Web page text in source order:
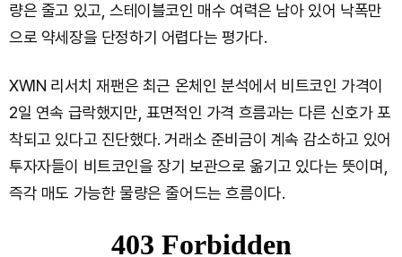
량은 줄고 있고, 스테이블코인 매수 여력은 남아 있어 낙폭만
으로 약세장을 단정하기 어렵다는 평가다.
XWIN 리서치 재팬은 최근 온체인 분석에서 비트코인 가격이
2일 연속 급락했지만, 표면적인 가격 흐름과는 다른 신호가 포
착되고 있다고 진단했다. 거래소 준비금이 계속 감소하고 있어
투자자들이 비트코인을 장기 보관으로 옮기고 있다는 뜻이며,
즉각 매도 가능한 물량은 줄어드는 흐름이다.